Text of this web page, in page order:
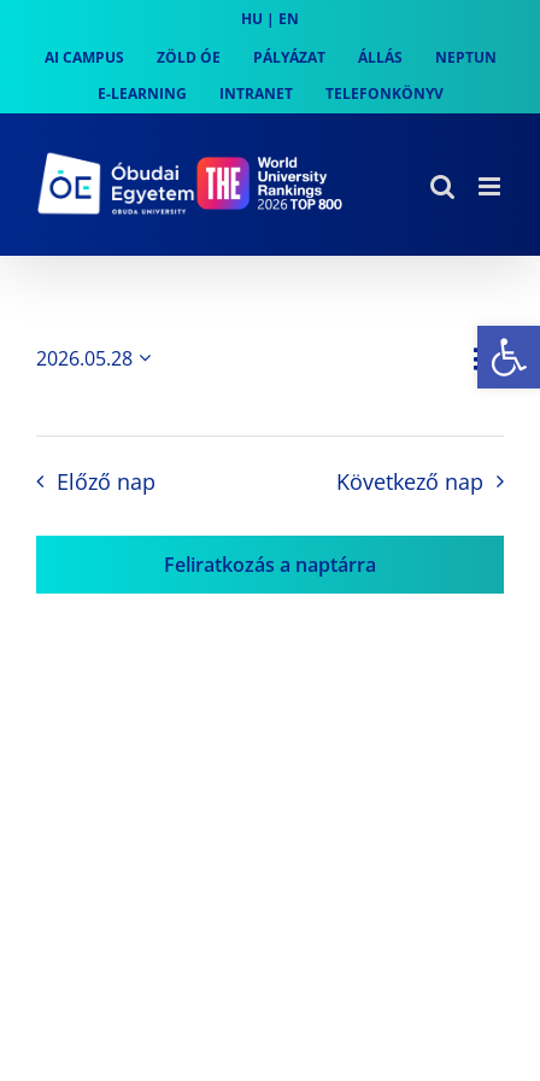
content
HU | EN
AI CAMPUS
ZÖLD ÓE PÁLYÁZAT ÁLLÁS
NEPTUN
E-LEARNING
INTRANET TELEFONKÖNYV
Nap
2026.05.28
Előző nap Következő nap
Feliratkozás a naptárra